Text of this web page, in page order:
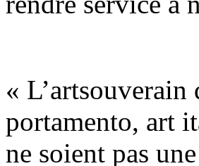
« L’artsouverain
portamento, art
ne soient pas